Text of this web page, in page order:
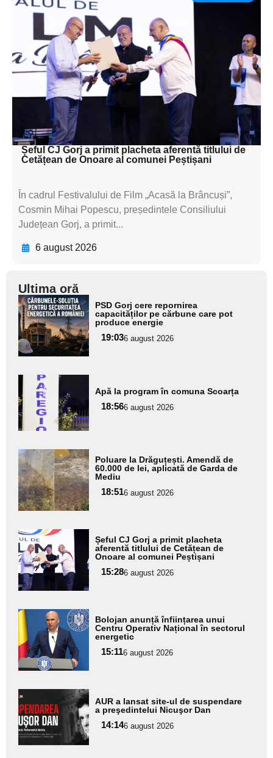
Adaugă aici textul pentru
subtitluAdaugă aici
textul pentru
subtitluAdaugă aici
textul pentru
subtitluAdaugă aici
textul pentru subti
Șeful CJ Gorj a primit placheta aferentă titlului de
Cetățean de Onoare al comunei Peștișani
În cadrul Festivalului de Film „Acasă la Brâncuși”,
Cosmin Mihai Popescu, președintele Consiliului
Județean Gorj, a primit...
6 august 2026
Ultima oră
Adaugă
aici textul
pentru
subtitlu
PSD Gorj cere repornirea
capacităților pe cărbune care pot
produce energie
19:036 august 2026
Adaugă
aici textul
pentru
subtitlu
Apă la program în comuna Scoarța
18:566 august 2026
Adaugă
aici textul
pentru
subtitlu
Poluare la Drăguțești. Amendă de
60.000 de lei, aplicată de Garda de
Mediu
18:516 august 2026
Adaugă
aici textul
pentru
subtitlu
Șeful CJ Gorj a primit placheta
aferentă titlului de Cetățean de
Onoare al comunei Peștișani
15:286 august 2026
Adaugă
aici textul
pentru
subtitlu
Bolojan anunță înființarea unui
Centru Operativ Național în sectorul
energetic
15:116 august 2026
Adaugă
aici textul
pentru
subtitlu
AUR a lansat site-ul de suspendare
a preşedintelui Nicuşor Dan
14:146 august 2026